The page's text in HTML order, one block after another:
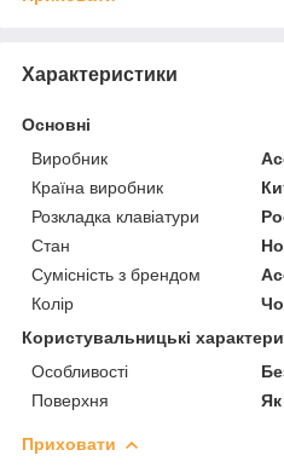
Характеристики
Основні
Виробник
Країна виробник
Розкладка клавіатури
Стан
Сумісність з брендом
Колір
Користувальницькі
Особливості
Поверхня
Приховати